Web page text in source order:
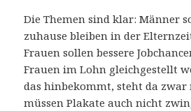
Die Themen sind klar: Männer
zuhause bleiben in der
Frauen sollen bessere
Frauen im Lohn gleichgestellt
das hinbekommt, steht da zwar
müssen Plakate auch nicht